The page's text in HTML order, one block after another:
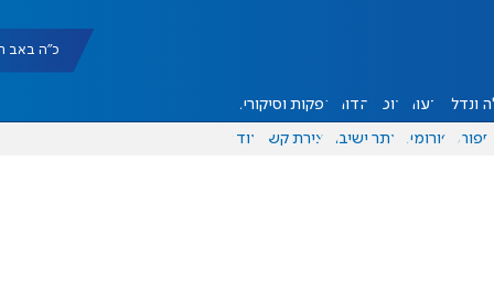
כ"ה באב תשפ"ו
ונדל"ן דעות אוכל יהדות הפקות וסיקורים
ספורט פורומים אתר ישיבה יצירת קשר עוד